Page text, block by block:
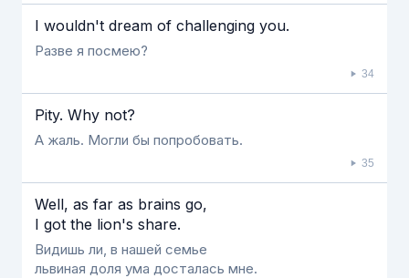
Ι wouldn't dream of challenging you.
Разве я посмею?
34
Pity. Why not?
А жаль. Могли бы попробовать.
35
Well, as far as brains go,
Ι got the lion's share.
Видишь ли, в нашей семье
львиная доля ума досталась мне.